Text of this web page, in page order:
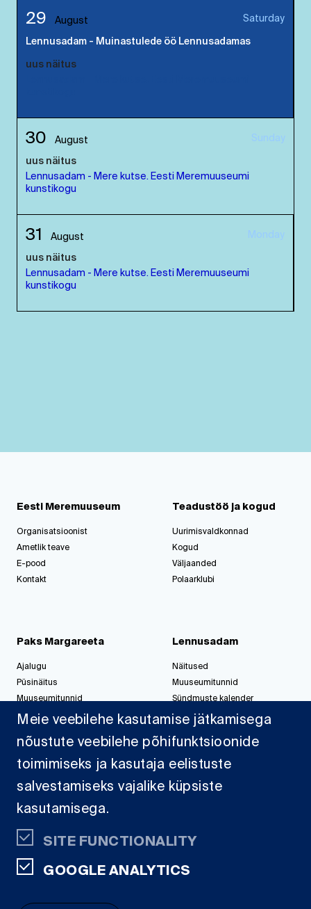
29 August Saturday
Lennusadam - Muinastulede öö Lennusadamas
uus näitus
30 August Sunday
uus näitus
Lennusadam - Mere kutse. Eesti Meremuuseumi
kunstikogu
31 August Monday
uus näitus
Lennusadam - Mere kutse. Eesti Meremuuseumi
kunstikogu
Eesti Meremuuseum
Organisatsioonist
Ametlik teave
E-pood
Kontakt
Teadustöö ja kogud
Uurimisvaldkonnad
Kogud
Väljaanded
Polaarklubi
Paks Margareeta
Ajalugu
Püsinäitus
Muuseumitunnid
Korralda üritus
Lennusadam
Näitused
Muuseumitunnid
Sündmuste kalender
Korralda üritus
Sadamast
Dokumendid
Meie veebilehe kasutamise jätkamisega
nõustute veebilehe põhifunktsioonide
toimimiseks ja kasutaja eelistuste
salvestamiseks vajalike küpsiste
kasutamisega.
SITE FUNCTIONALITY
GOOGLE ANALYTICS